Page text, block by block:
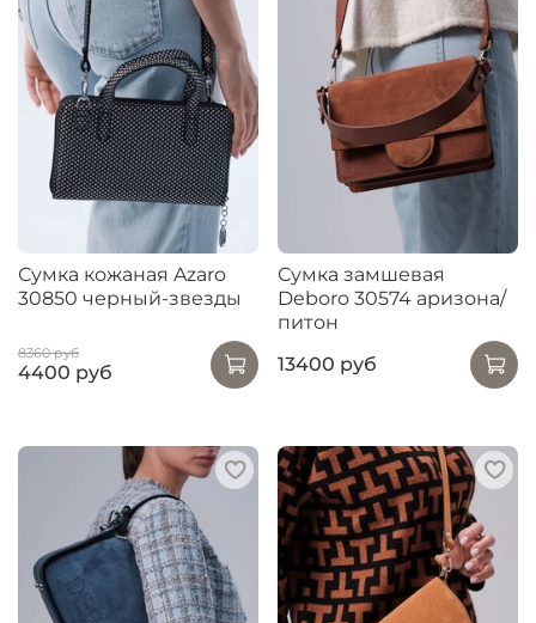
Сумка кожаная Azaro
30850 черный-звезды
8360 руб
4400 руб
Сумка замшевая
Deboro 30574 аризона/
питон
13400 руб